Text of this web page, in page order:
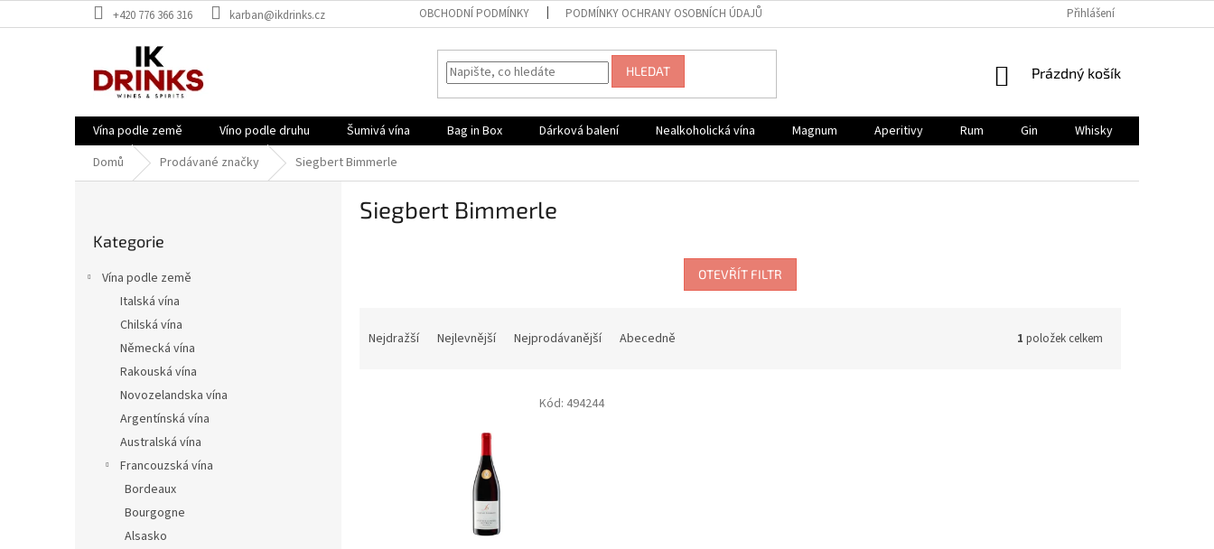
na
+420 776 366 316 karban@ikdrinks.cz OBCHODNÍ PODMÍNKY PODMÍNKY OCHRANY OSOBNÍCH ÚDAJŮ Přihlášení
HLEDAT
NÁKUPNÍ
Prázdný košík
Vína podle země Víno podle druhu Šumivá vína Bag in Box Dárková balení Nealkoholická vína Magnum Aperitivy Rum Gin Whisky
Domů
Prodávané značky Siegbert Bimmerle
kategorie
Kategorie
Vína podle země
Italská vína
Chilská vína
Německá vína
Rakouská vína
Novozelandska vína
Argentínská vína
Australská vína
Francouzská vína
Bordeaux
Bourgogne
Alsasko
Siegbert Bimmerle
OTEVŘÍT FILTR
Nejdražší Nejlevnější Nejprodávanější Abecedně 1 položek celkem
Kód: 494244